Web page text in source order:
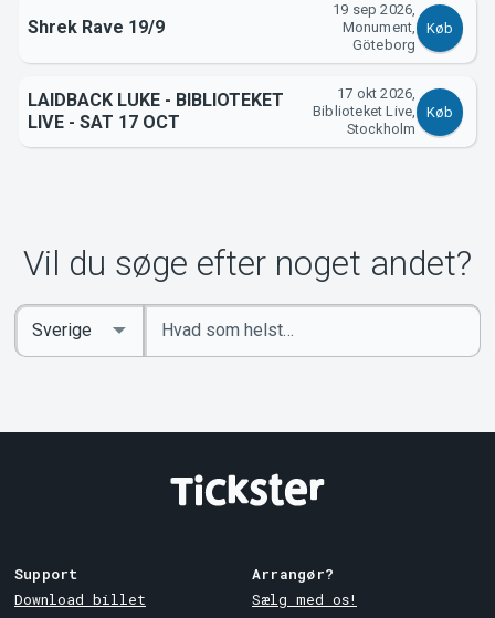
Shrek Rave 19/9
19 sep 2026,
Monument,
Göteborg
Køb
LAIDBACK LUKE - BIBLIOTEKET
LIVE - SAT 17 OCT
17 okt 2026,
Biblioteket Live,
Stockholm
Køb
Vil du søge efter noget andet?
Indtast
søgeord
Select
Country
Support
Download billet
Arrangør?
Sælg med os!